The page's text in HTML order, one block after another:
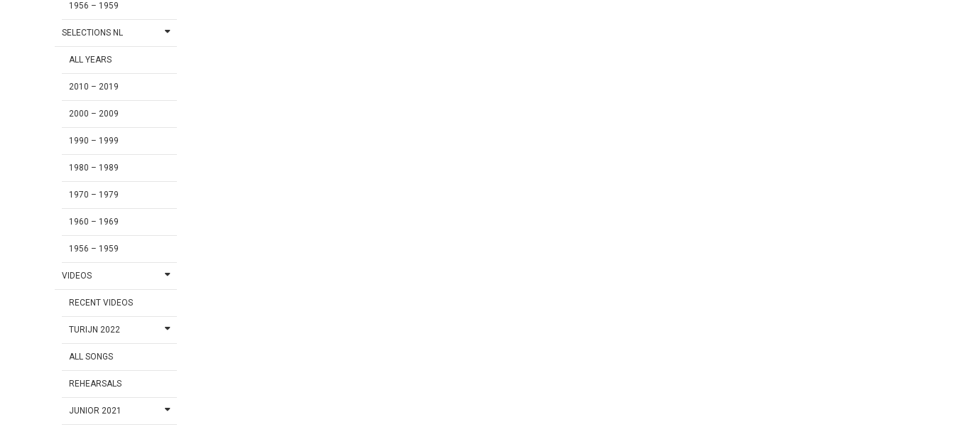
1956 – 1959
SELECTIONS NL
ALL YEARS
2010 – 2019
2000 – 2009
1990 – 1999
1980 – 1989
1970 – 1979
1960 – 1969
1956 – 1959
VIDEOS
RECENT VIDEOS
TURIJN 2022
ALL SONGS
REHEARSALS
JUNIOR 2021